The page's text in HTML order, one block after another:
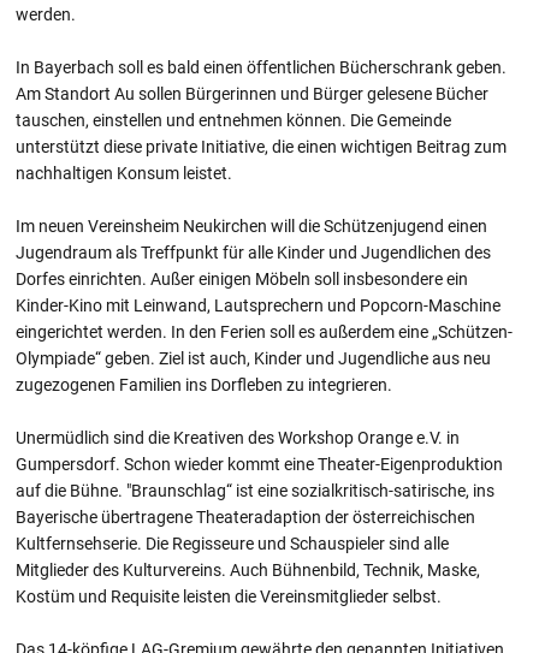
werden.
In Bayerbach soll es bald einen öffentlichen Bücherschrank geben.
Am Standort Au sollen Bürgerinnen und Bürger gelesene Bücher
tauschen, einstellen und entnehmen können. Die Gemeinde
unterstützt diese private Initiative, die einen wichtigen Beitrag zum
nachhaltigen Konsum leistet.
Im neuen Vereinsheim Neukirchen will die Schützenjugend einen
Jugendraum als Treffpunkt für alle Kinder und Jugendlichen des
Dorfes einrichten. Außer einigen Möbeln soll insbesondere ein
Kinder-Kino mit Leinwand, Lautsprechern und Popcorn-Maschine
eingerichtet werden. In den Ferien soll es außerdem eine „Schützen-
Olympiade“ geben. Ziel ist auch, Kinder und Jugendliche aus neu
zugezogenen Familien ins Dorfleben zu integrieren.
Unermüdlich sind die Kreativen des Workshop Orange e.V. in
Gumpersdorf. Schon wieder kommt eine Theater-Eigenproduktion
auf die Bühne. "Braunschlag“ ist eine sozialkritisch-satirische, ins
Bayerische übertragene Theateradaption der österreichischen
Kultfernsehserie. Die Regisseure und Schauspieler sind alle
Mitglieder des Kulturvereins. Auch Bühnenbild, Technik, Maske,
Kostüm und Requisite leisten die Vereinsmitglieder selbst.
Das 14-köpfige LAG-Gremium gewährte den genannten Initiativen